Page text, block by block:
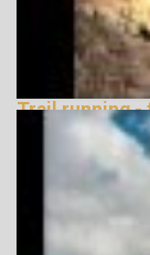
Trail running
147332 Nézetek